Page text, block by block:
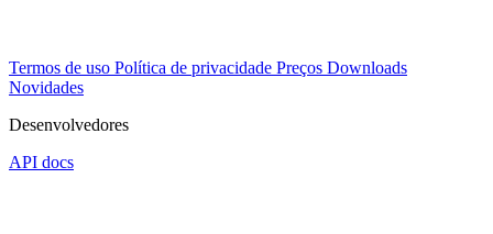
Termos de uso Política de privacidade Preços Downloads
Novidades
Desenvolvedores
API docs